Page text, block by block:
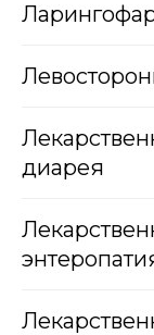
диарея